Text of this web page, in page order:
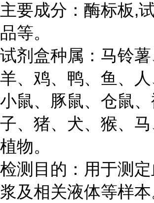
主要成分：酶标板,
品等。
试剂盒种属：马铃薯
羊、鸡、鸭、鱼、人
小鼠、豚鼠、仓鼠
子、猪、犬、猴、
植物。
检测目的：用于测定
浆及相关液体等样